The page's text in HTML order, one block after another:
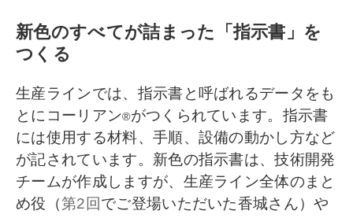
新色のすべてが詰まった「指示書」を
つくる
生産ラインでは、指示書と呼ばれるデータをも
とにコーリアン®がつくられています。指示書
には使用する材料、手順、設備の動かし方など
が記されています。新色の指示書は、技術開発
チームが作成しますが、生産ライン全体のまと
め役（第2回でご登場いただいた香城さん）や